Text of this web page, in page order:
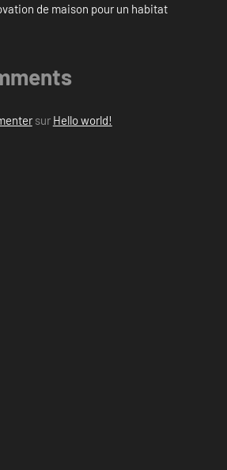
de maison pour un habitat
sur Hello world!